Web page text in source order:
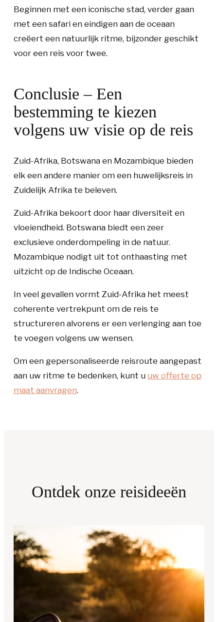
Beginnen met een iconische stad, verder gaan
met een safari en eindigen aan de oceaan
creëert een natuurlijk ritme, bijzonder geschikt
voor een reis voor twee.
Conclusie – Een
bestemming te kiezen
volgens uw visie op de reis
Zuid-Afrika, Botswana en Mozambique bieden
elk een andere manier om een huwelijksreis in
Zuidelijk Afrika te beleven.
Zuid-Afrika bekoort door haar diversiteit en
vloeiendheid. Botswana biedt een zeer
exclusieve onderdompeling in de natuur.
Mozambique nodigt uit tot onthaasting met
uitzicht op de Indische Oceaan.
In veel gevallen vormt Zuid-Afrika het meest
coherente vertrekpunt om de reis te
structureren alvorens er een verlenging aan toe
te voegen volgens uw wensen.
Om een gepersonaliseerde reisroute aangepast
aan uw ritme te bedenken, kunt u uw offerte op
maat aanvragen.
Ontdek onze reisideeën